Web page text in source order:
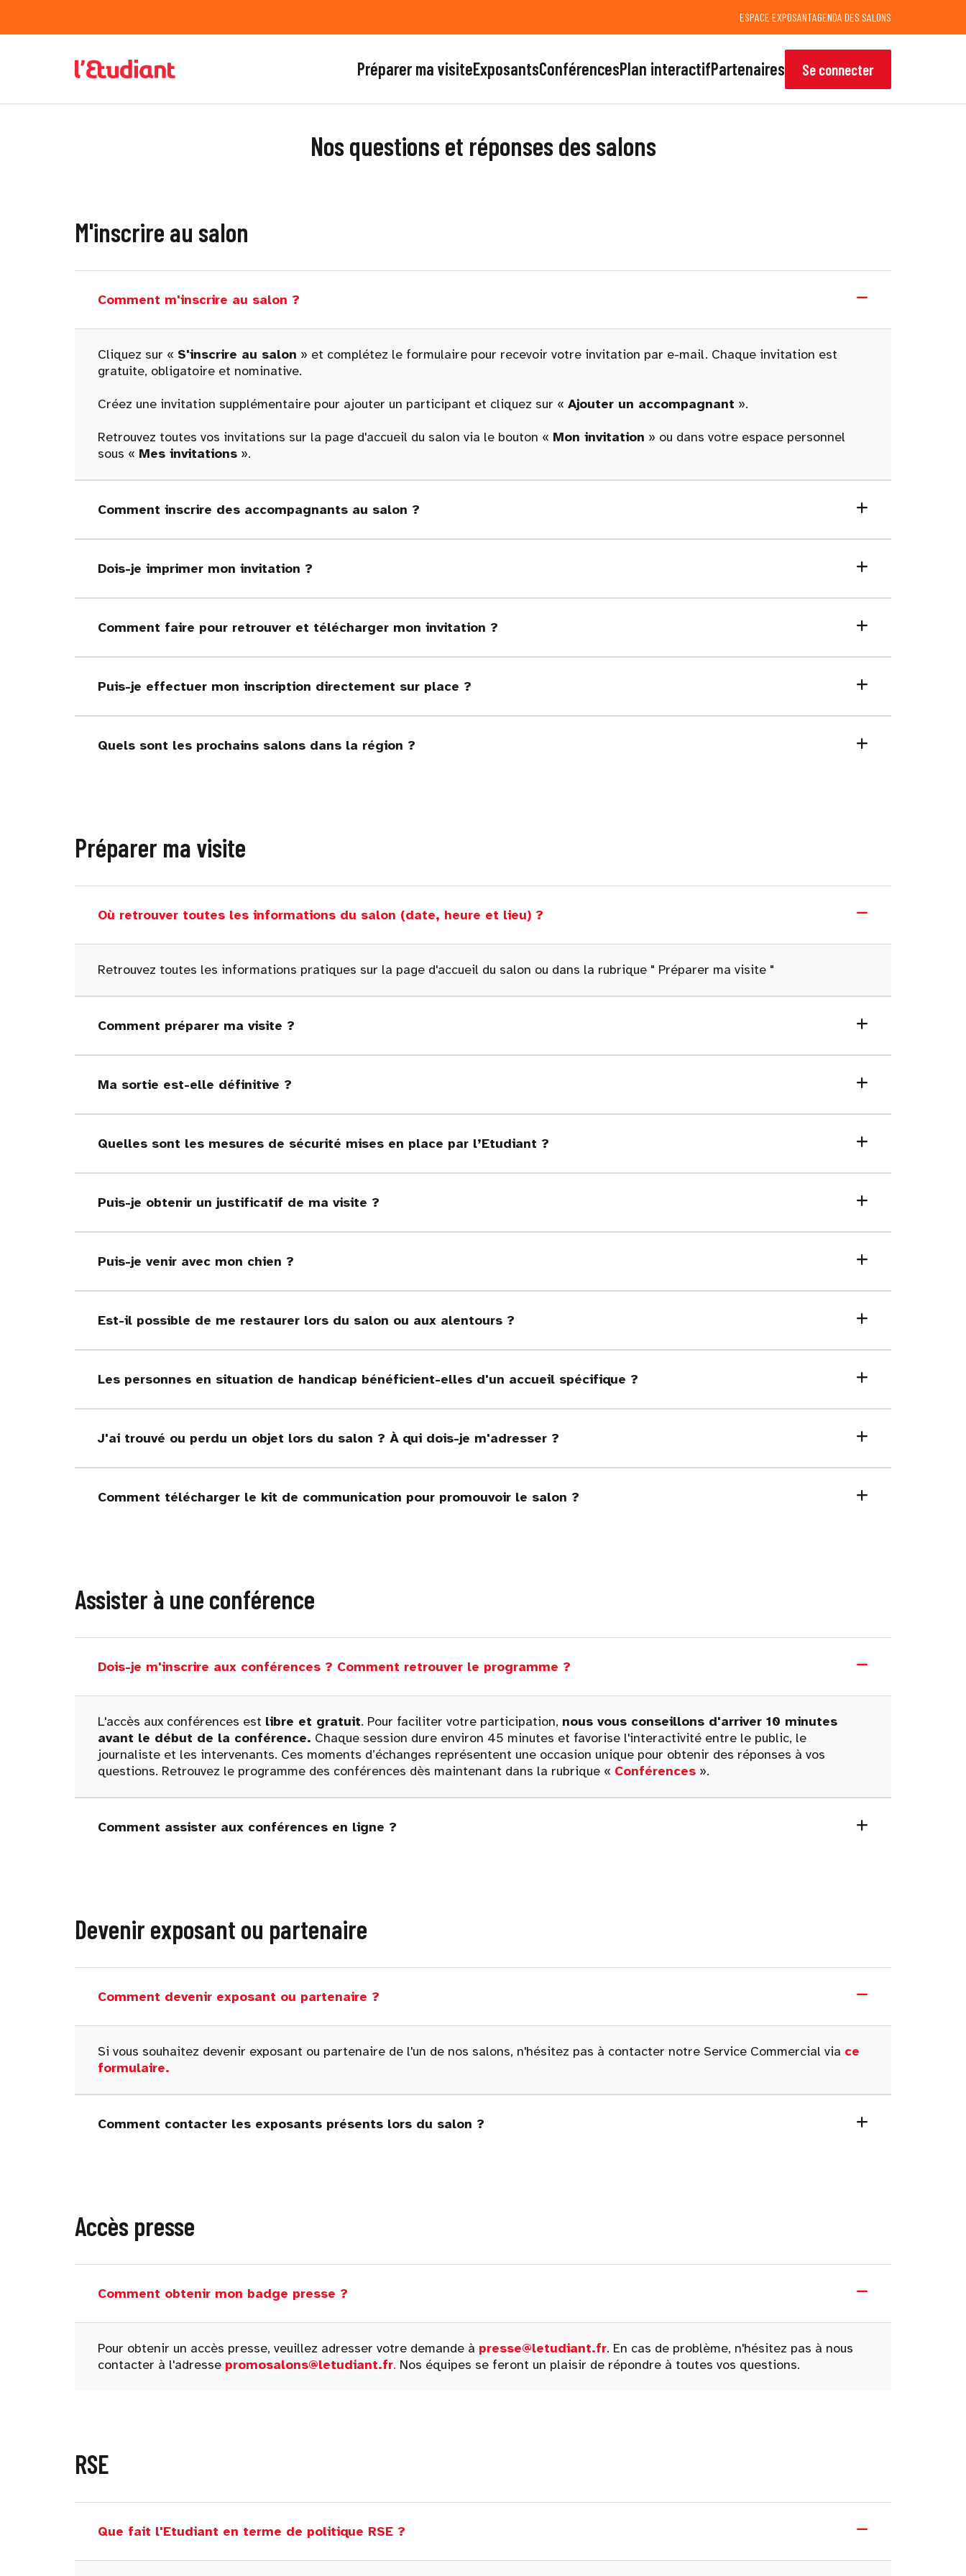
ESPACE EXPOSANTAGENDA DES SALONS
Préparer ma visiteExposantsConférencesPlan interactifPartenaires Se connecter
Nos questions et réponses des salons
M'inscrire au salon
Comment m'inscrire au salon ?
Cliquez sur « S'inscrire au salon » et complétez le formulaire pour recevoir votre invitation par e-mail. Chaque invitation est
gratuite, obligatoire et nominative.
Créez une invitation supplémentaire pour ajouter un participant et cliquez sur « Ajouter un accompagnant ».
Retrouvez toutes vos invitations sur la page d'accueil du salon via le bouton « Mon invitation » ou dans votre espace personnel
sous « Mes invitations ».
Comment inscrire des accompagnants au salon ?
Dois-je imprimer mon invitation ?
Comment faire pour retrouver et télécharger mon invitation ?
Puis-je effectuer mon inscription directement sur place ?
Quels sont les prochains salons dans la région ?
Préparer ma visite
Où retrouver toutes les informations du salon (date, heure et lieu) ?
Retrouvez toutes les informations pratiques sur la page d'accueil du salon ou dans la rubrique " Préparer ma visite "
Comment préparer ma visite ?
Ma sortie est-elle définitive ?
Quelles sont les mesures de sécurité mises en place par l’Etudiant ?
Puis-je obtenir un justificatif de ma visite ?
Puis-je venir avec mon chien ?
Est-il possible de me restaurer lors du salon ou aux alentours ?
Les personnes en situation de handicap bénéficient-elles d'un accueil spécifique ?
J'ai trouvé ou perdu un objet lors du salon ? À qui dois-je m'adresser ?
Comment télécharger le kit de communication pour promouvoir le salon ?
Assister à une conférence
Dois-je m'inscrire aux conférences ? Comment retrouver le programme ?
L'accès aux conférences est libre et gratuit. Pour faciliter votre participation, nous vous conseillons d'arriver 10 minutes
avant le début de la conférence. Chaque session dure environ 45 minutes et favorise l'interactivité entre le public, le
journaliste et les intervenants. Ces moments d’échanges représentent une occasion unique pour obtenir des réponses à vos
questions. Retrouvez le programme des conférences dès maintenant dans la rubrique « Conférences ».
Comment assister aux conférences en ligne ?
Devenir exposant ou partenaire
Comment devenir exposant ou partenaire ?
Si vous souhaitez devenir exposant ou partenaire de l'un de nos salons, n'hésitez pas à contacter notre Service Commercial via ce
formulaire.
Comment contacter les exposants présents lors du salon ?
Accès presse
Comment obtenir mon badge presse ?
Pour obtenir un accès presse, veuillez adresser votre demande à presse@letudiant.fr. En cas de problème, n'hésitez pas à nous
contacter à l'adresse promosalons@letudiant.fr. Nos équipes se feront un plaisir de répondre à toutes vos questions.
RSE
Que fait l'Etudiant en terme de politique RSE ?